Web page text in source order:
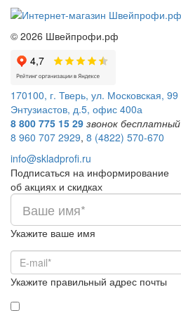
© 2026 Швейпрофи.рф
170100, г. Тверь, ул. Московская, 99
Энтузиастов, д.5, офис 400а
8 800 775 15 29 звонок бесплатный
8 960 707 2929, 8 (4822) 570-670
info@skladprofi.ru
Подписаться на информирование
об акциях и скидках
Укажите ваше имя
Укажите правильный адрес почты